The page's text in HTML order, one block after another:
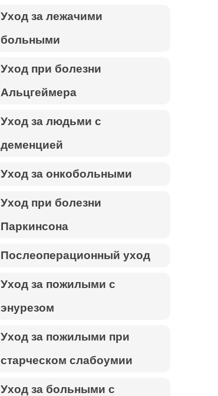
Уход за лежачими
больными
Уход при болезни
Альцгеймера
Уход за людьми с
деменцией
Уход за онкобольными
Уход при болезни
Паркинсона
Послеоперационный уход
Уход за пожилыми с
энурезом
Уход за пожилыми при
старческом слабоумии
Уход за больными с